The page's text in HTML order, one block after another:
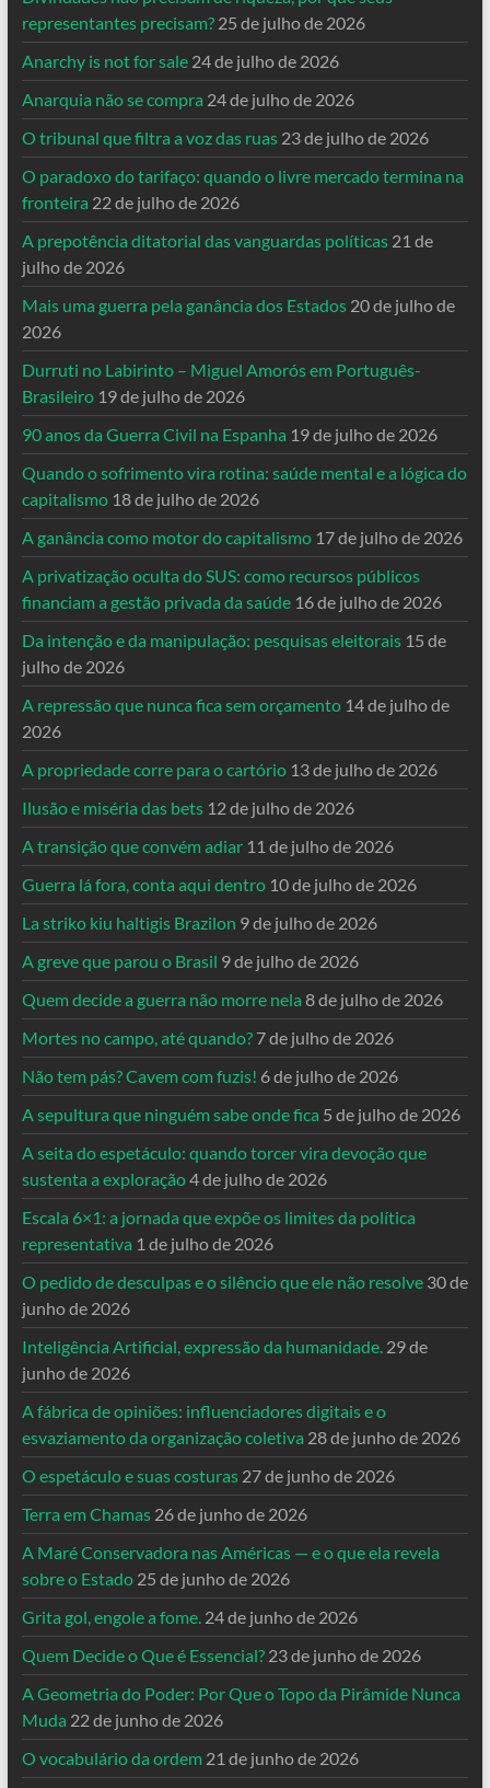
representantes precisam? 25 de julho de 2026
Anarchy is not for sale 24 de julho de 2026
Anarquia não se compra 24 de julho de 2026
O tribunal que filtra a voz das ruas 23 de julho de 2026
O paradoxo do tarifaço: quando o livre mercado termina na
fronteira 22 de julho de 2026
A prepotência ditatorial das vanguardas políticas 21 de
julho de 2026
Mais uma guerra pela ganância dos Estados 20 de julho de
2026
Durruti no Labirinto – Miguel Amorós em Português-
Brasileiro 19 de julho de 2026
90 anos da Guerra Civil na Espanha 19 de julho de 2026
Quando o sofrimento vira rotina: saúde mental e a lógica do
capitalismo 18 de julho de 2026
A ganância como motor do capitalismo 17 de julho de 2026
A privatização oculta do SUS: como recursos públicos
financiam a gestão privada da saúde 16 de julho de 2026
Da intenção e da manipulação: pesquisas eleitorais 15 de
julho de 2026
A repressão que nunca fica sem orçamento 14 de julho de
2026
A propriedade corre para o cartório 13 de julho de 2026
Ilusão e miséria das bets 12 de julho de 2026
A transição que convém adiar 11 de julho de 2026
Guerra lá fora, conta aqui dentro 10 de julho de 2026
La striko kiu haltigis Brazilon 9 de julho de 2026
A greve que parou o Brasil 9 de julho de 2026
Quem decide a guerra não morre nela 8 de julho de 2026
Mortes no campo, até quando? 7 de julho de 2026
Não tem pás? Cavem com fuzis! 6 de julho de 2026
A sepultura que ninguém sabe onde fica 5 de julho de 2026
A seita do espetáculo: quando torcer vira devoção que
sustenta a exploração4 de julho de 2026
Escala 6×1: a jornada que expõe os limites da política
representativa 1 de julho de 2026
O pedido de desculpas e o silêncio que ele não resolve 30 de
junho de 2026
Inteligência Artificial, expressão da humanidade. 29 de
junho de 2026
A fábrica de opiniões: influenciadores digitais e o
esvaziamento da organização coletiva 28 de junho de 2026
O espetáculo e suas costuras 27 de junho de 2026
Terra em Chamas 26 de junho de 2026
A Maré Conservadora nas Américas — e o que ela revela
sobre o Estado 25 de junho de 2026
Grita gol, engole a fome. 24 de junho de 2026
Quem Decide o Que é Essencial? 23 de junho de 2026
A Geometria do Poder: Por Que o Topo da Pirâmide Nunca
Muda 22 de junho de 2026
O vocabulário da ordem 21 de junho de 2026